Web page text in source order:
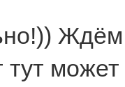
Ждём
тут